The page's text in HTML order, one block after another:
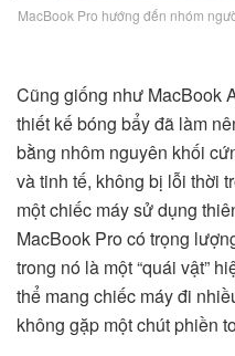
MacBook Pro hướng đến nhóm
Cũng giống như MacBook
thiết kế bóng bẩy đã làm
bằng nhôm nguyên khối
và tinh tế, không bị lỗi thời
một chiếc máy sử dụng
MacBook Pro có trọng
trong nó là một “quái vật”
thể mang chiếc máy đi
không gặp một chút phiền